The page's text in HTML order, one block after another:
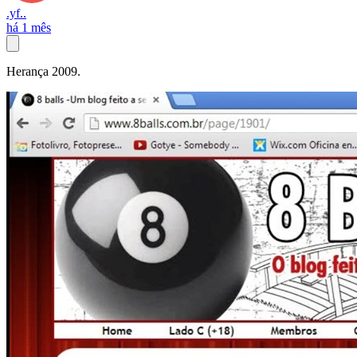
.yf..
há 1 mês
Herança 2009.